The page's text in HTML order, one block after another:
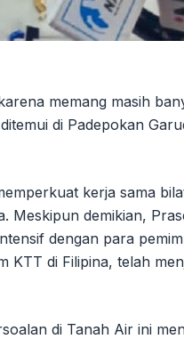
memang masih
di Padepokan
kerja sama
Meskipun demikian,
dengan para
di Filipina, telah
di Tanah Air ini